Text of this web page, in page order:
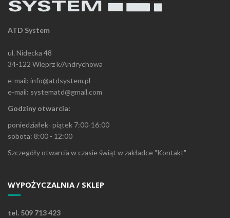
ATD System
ul. Nidecka 48
34-122 Wieprz k/Andrychowa
e-mail: info@atdsystem.pl
e-mail: systematd@gmail.com
Godziny otwarcia:
poniedziałek- piątek 7:00-16:00
sobota: 8:00 - 12:00
Szczegóły otwarcia w czasie świąt w zakładce "Kontakt"
WYPOŻYCZALNIA / SKLEP
tel. 509 713 423